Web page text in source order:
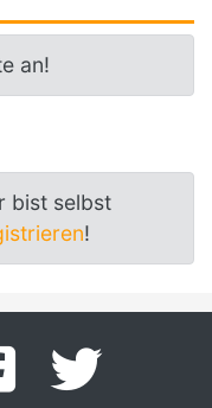
an!
bist selbst
!